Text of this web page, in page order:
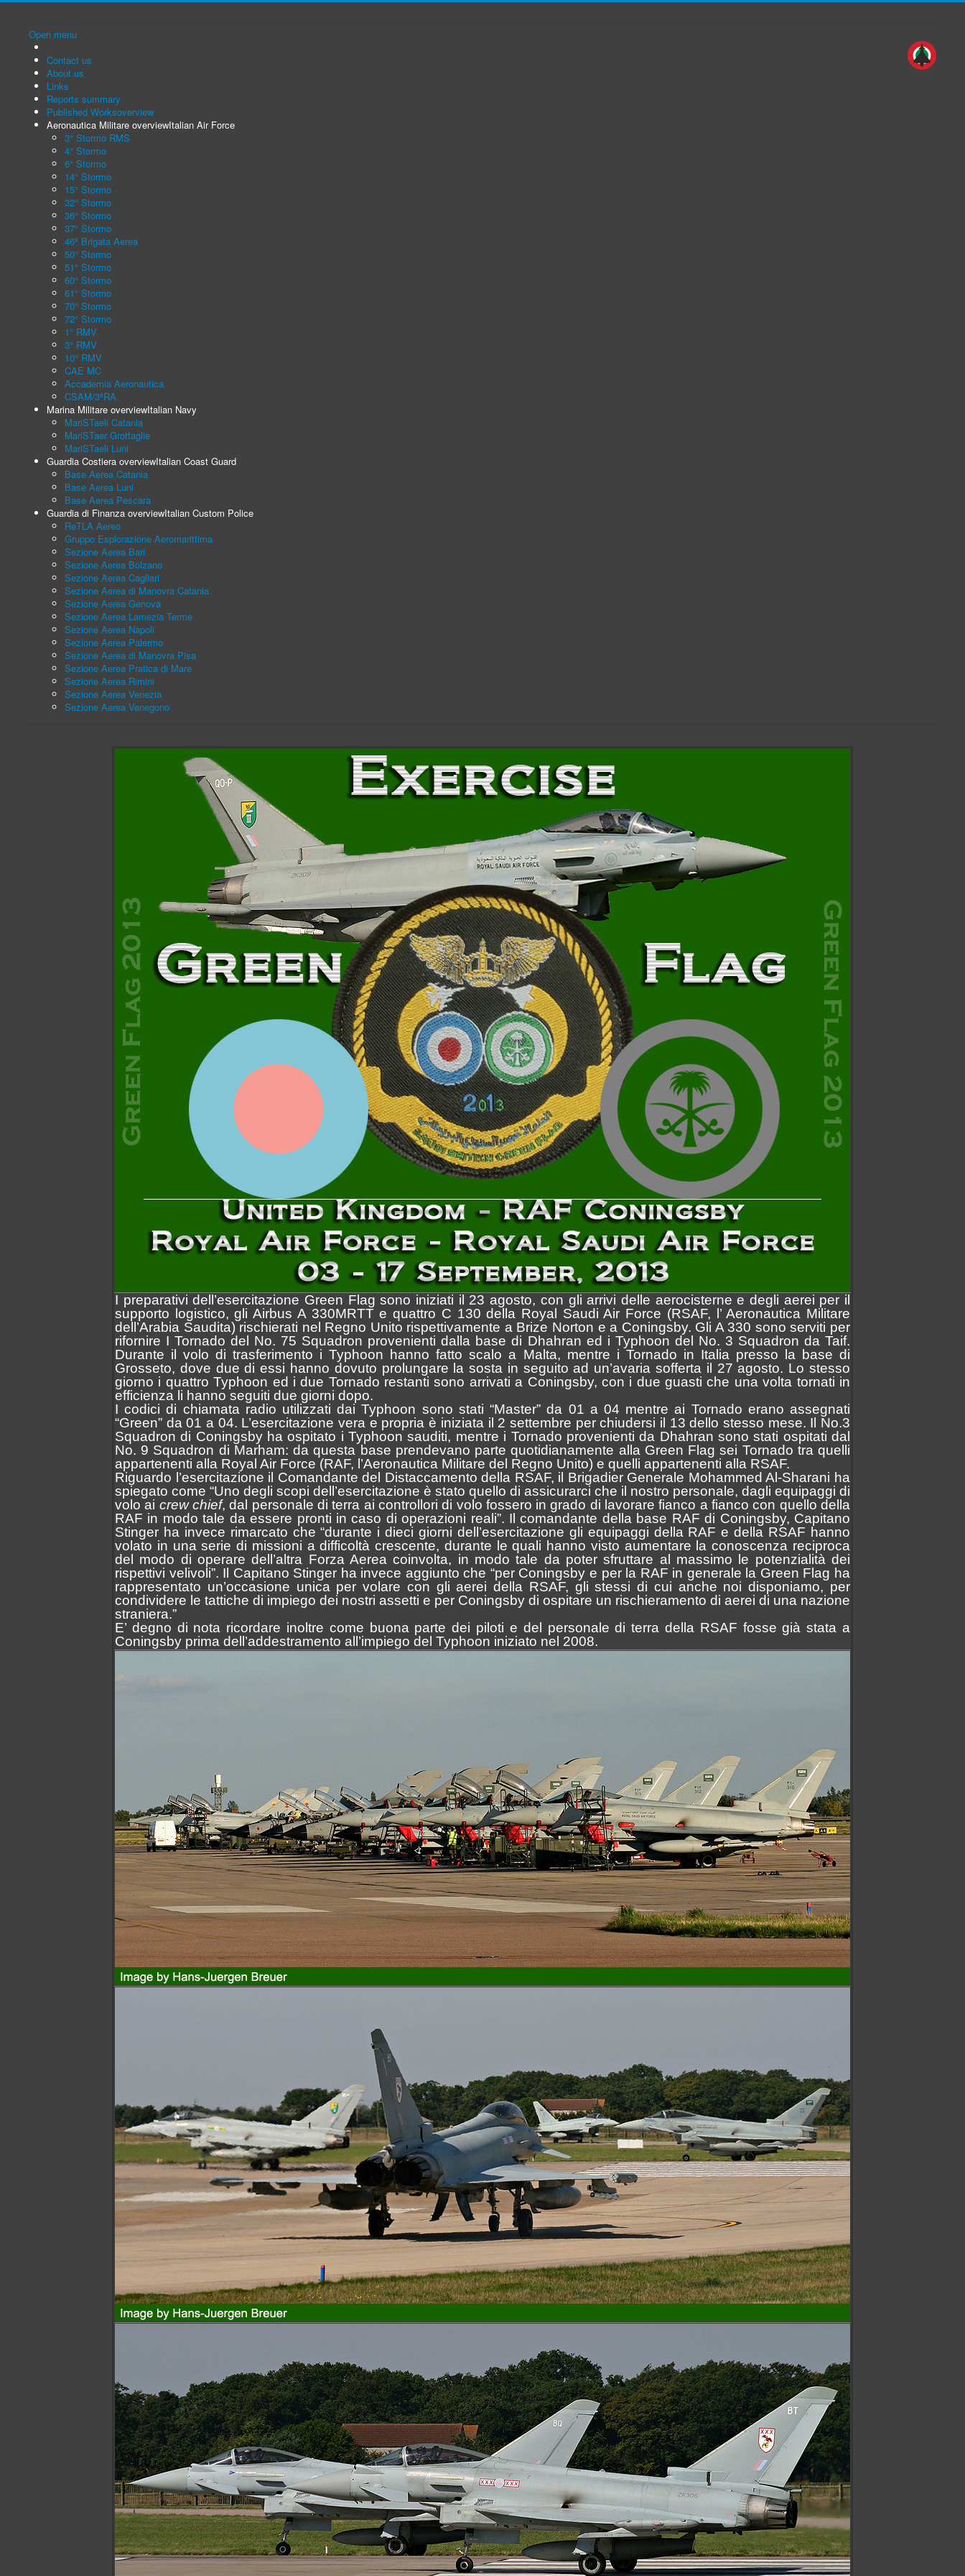
Open menu
Contact us
About us
Links
Reports summary
Published Worksoverview
Aeronautica Militare overviewItalian Air Force
3° Stormo RMS
4° Stormo
6° Stormo
14° Stormo
15° Stormo
32° Stormo
36° Stormo
37° Stormo
46ª Brigata Aerea
50° Stormo
51° Stormo
60° Stormo
61° Stormo
70° Stormo
72° Stormo
1° RMV
3° RMV
10° RMV
CAE MC
Accademia Aeronautica
CSAM/3ªRA
Marina Militare overviewItalian Navy
MariSTaeli Catania
MariSTaer Grottaglie
MariSTaeli Luni
Guardia Costiera overviewItalian Coast Guard
Base Aerea Catania
Base Aerea Luni
Base Aerea Pescara
Guardia di Finanza overviewItalian Custom Police
ReTLA Aereo
Gruppo Esplorazione Aeromarittima
Sezione Aerea Bari
Sezione Aerea Bolzano
Sezione Aerea Cagliari
Sezione Aerea di Manovra Catania
Sezione Aerea Genova
Sezione Aerea Lamezia Terme
Sezione Aerea Napoli
Sezione Aerea Palermo
Sezione Aerea di Manovra Pisa
Sezione Aerea Pratica di Mare
Sezione Aerea Rimini
Sezione Aerea Venezia
Sezione Aerea Venegono
I preparativi dell’esercitazione Green Flag sono iniziati il 23 agosto, con gli arrivi delle aerocisterne e degli aerei per il
supporto logistico, gli Airbus A 330MRTT e quattro C 130 della Royal Saudi Air Force (RSAF, l’ Aeronautica Militare
dell’Arabia Saudita) rischierati nel Regno Unito rispettivamente a Brize Norton e a Coningsby. Gli A 330 sono serviti per
rifornire I Tornado del No. 75 Squadron provenienti dalla base di Dhahran ed i Typhoon del No. 3 Squadron da Taif.
Durante il volo di trasferimento i Typhoon hanno fatto scalo a Malta, mentre i Tornado in Italia presso la base di
Grosseto, dove due di essi hanno dovuto prolungare la sosta in seguito ad un’avaria sofferta il 27 agosto. Lo stesso
giorno i quattro Typhoon ed i due Tornado restanti sono arrivati a Coningsby, con i due guasti che una volta tornati in
efficienza li hanno seguiti due giorni dopo.
I codici di chiamata radio utilizzati dai Typhoon sono stati “Master” da 01 a 04 mentre ai Tornado erano assegnati
“Green” da 01 a 04. L’esercitazione vera e propria è iniziata il 2 settembre per chiudersi il 13 dello stesso mese. Il No.3
Squadron di Coningsby ha ospitato i Typhoon sauditi, mentre i Tornado provenienti da Dhahran sono stati ospitati dal
No. 9 Squadron di Marham: da questa base prendevano parte quotidianamente alla Green Flag sei Tornado tra quelli
appartenenti alla Royal Air Force (RAF, l’Aeronautica Militare del Regno Unito) e quelli appartenenti alla RSAF.
Riguardo l’esercitazione il Comandante del Distaccamento della RSAF, il Brigadier Generale Mohammed Al-Sharani ha
spiegato come “Uno degli scopi dell’esercitazione è stato quello di assicurarci che il nostro personale, dagli equipaggi di
volo ai crew chief, dal personale di terra ai controllori di volo fossero in grado di lavorare fianco a fianco con quello della
RAF in modo tale da essere pronti in caso di operazioni reali”. Il comandante della base RAF di Coningsby, Capitano
Stinger ha invece rimarcato che “durante i dieci giorni dell’esercitazione gli equipaggi della RAF e della RSAF hanno
volato in una serie di missioni a difficoltà crescente, durante le quali hanno visto aumentare la conoscenza reciproca
del modo di operare dell’altra Forza Aerea coinvolta, in modo tale da poter sfruttare al massimo le potenzialità dei
rispettivi velivoli”. Il Capitano Stinger ha invece aggiunto che “per Coningsby e per la RAF in generale la Green Flag ha
rappresentato un’occasione unica per volare con gli aerei della RSAF, gli stessi di cui anche noi disponiamo, per
condividere le tattiche di impiego dei nostri assetti e per Coningsby di ospitare un rischieramento di aerei di una nazione
straniera.”
E’ degno di nota ricordare inoltre come buona parte dei piloti e del personale di terra della RSAF fosse già stata a
Coningsby prima dell’addestramento all’impiego del Typhoon iniziato nel 2008.